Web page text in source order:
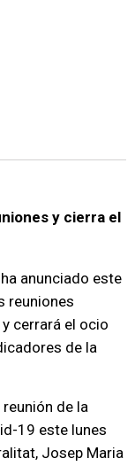
y cierra el
anunciado este
reuniones
cerrará el ocio
de la
de la
19 este lunes
Josep Maria